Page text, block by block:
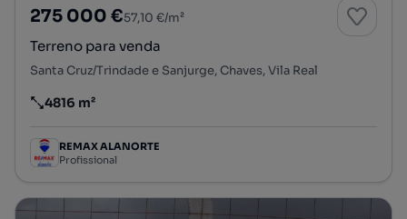
275 000 €57,10 €/m²
Terreno para venda
Santa Cruz/Trindade e Sanjurge, Chaves, Vila Real
Preço por metro quadrado
4816 m²
REMAX ALANORTE
Profissional